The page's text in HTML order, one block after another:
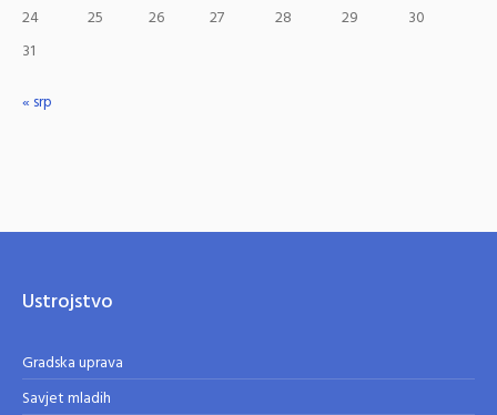
24
25 26 27 28 29
30
31
« srp
Ustrojstvo
Gradska uprava
Savjet mladih